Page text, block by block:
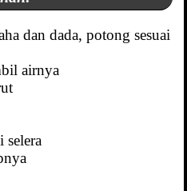
dan dada, potong sesuai
airnya
selera